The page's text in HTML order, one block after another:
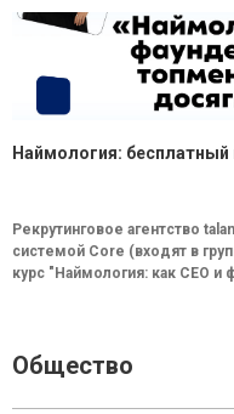
Наймология: бесплатный
Рекрутинговое агентство
системой Core (входят в
курс "Наймология: как СEO и
Общество